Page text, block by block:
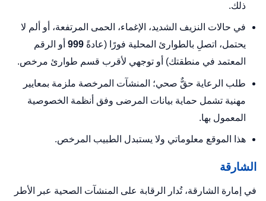
ذلك.
في حالات النزيف الشديد، الإغماء، الحمى المرتفعة، أو ألم لا
يحتمل، اتصلِ بالطوارئ المحلية فورًا (عادةً999 أو الرقم
المعتمد في منطقتك) أو توجهي لأقرب قسم طوارئ مرخص.
طلب الرعاية حقٌّ صحي؛ المنشآت المرخصة ملزمة بمعايير
مهنية تشمل حماية بيانات المرضى وفق أنظمة الخصوصية
المعمول بها.
هذا الموقع معلوماتي ولا يستبدل الطبيب المرخص.
الشارقة
في إمارة الشارقة، تُدار الرقابة على المنشآت الصحية عبر الأطر